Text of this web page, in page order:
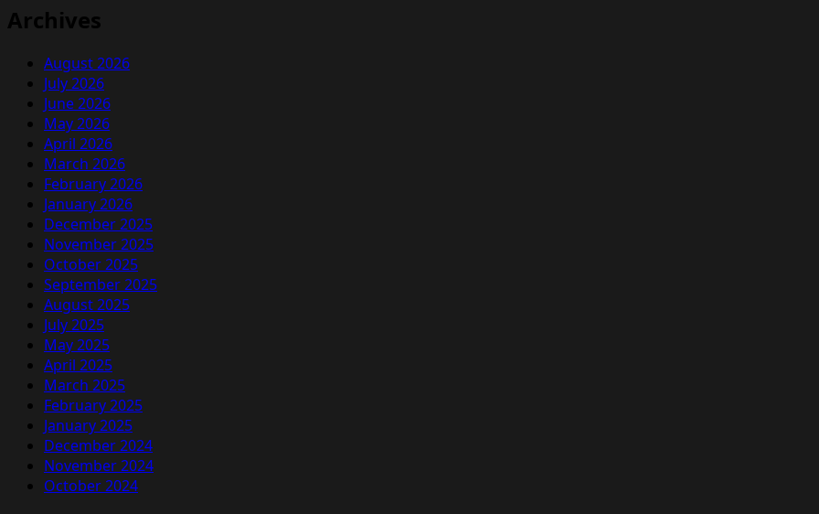
Archives
August 2026
July 2026
June 2026
May 2026
April 2026
March 2026
February 2026
January 2026
December 2025
November 2025
October 2025
September 2025
August 2025
July 2025
May 2025
April 2025
March 2025
February 2025
January 2025
December 2024
November 2024
October 2024